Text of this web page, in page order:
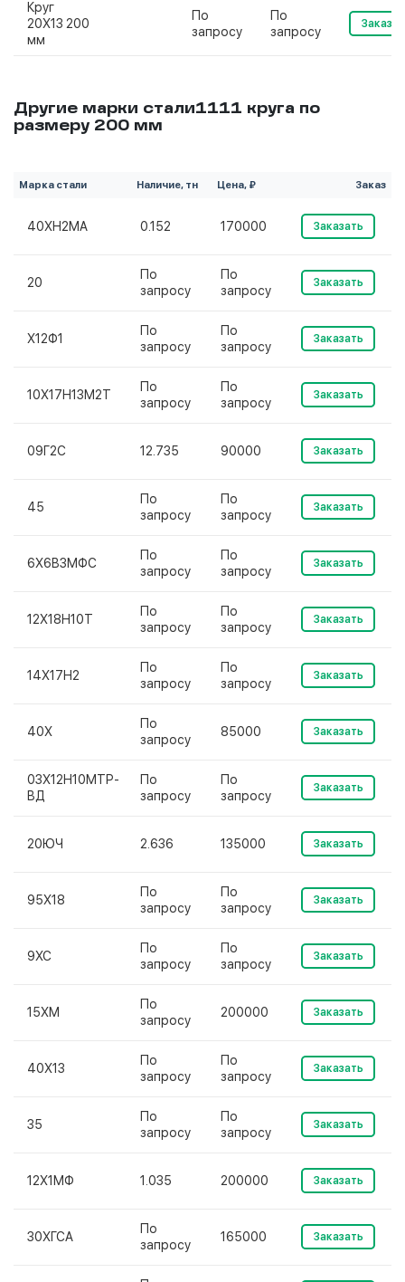
Круг
20Х13 200
мм
По
запросу
По
запросу
Другие марки стали1111 круга по
размеру 200 мм
Марка стали Наличие, тн Цена, ₽ Заказ
40ХН2МА 0.152 170000 Заказать
20
По
запросу
По
запросу
Заказать
Х12Ф1
По
запросу
По
запросу
Заказать
10Х17Н13М2Т
По
запросу
По
запросу
Заказать
09Г2С 12.735 90000 Заказать
45
По
запросу
По
запросу
Заказать
6Х6В3МФС
По
запросу
По
запросу
Заказать
12Х18Н10Т
По
запросу
По
запросу
Заказать
14Х17Н2
По
запросу
По
запросу
Заказать
40Х
По
запросу
85000 Заказать
03Х12Н10МТР-
ВД
По
запросу
По
запросу
Заказать
20ЮЧ 2.636 135000 Заказать
95Х18
По
запросу
По
запросу
Заказать
9ХС
По
запросу
По
запросу
Заказать
15ХМ
По
запросу
200000 Заказать
40Х13
По
запросу
По
запросу
Заказать
35
По
запросу
По
запросу
Заказать
12Х1МФ 1.035 200000 Заказать
30ХГСА
По
запросу
165000 Заказать